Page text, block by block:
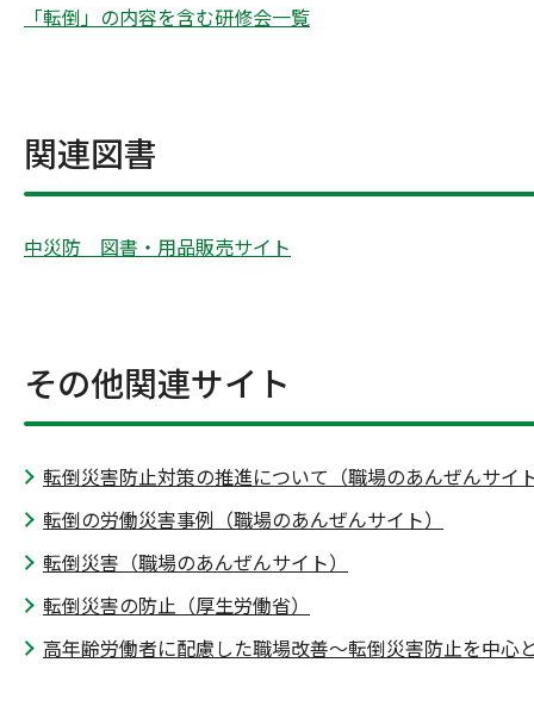
「転倒」の内容を含む研修会一覧
関連図書
中災防 図書・用品販売サイト
その他関連サイト
転倒災害防止対策の推進について（職場のあんぜんサイ
転倒の労働災害事例（職場のあんぜんサイト）
転倒災害（職場のあんぜんサイト）
転倒災害の防止（厚生労働省）
高年齢労働者に配慮した職場改善～転倒災害防止を中心